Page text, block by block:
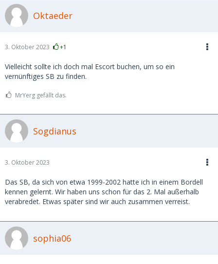
Oktaeder
3. Oktober 2023 +1
Vielleicht sollte ich doch mal Escort buchen, um so ein
vernünftiges SB zu finden.
MrYerg gefällt das.
Sogdianus
3. Oktober 2023
Das SB, da sich von etwa 1999-2002 hatte ich in einem Bordell
kennen gelernt. Wir haben uns schon für das 2. Mal außerhalb
verabredet. Etwas später sind wir auch zusammen verreist.
sophia06